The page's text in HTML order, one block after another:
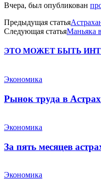
Вчера, был опубликован
Предыдущая статья
Следующая статьяМаньяка
ЭТО МОЖЕТ БЫТЬ
Экономика
Рынок труда в
Экономика
За пять месяцев
Экономика